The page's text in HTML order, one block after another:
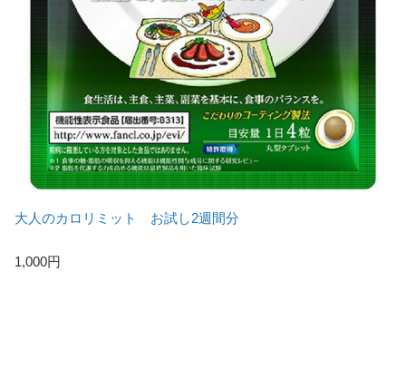
大人のカロリミット お試し2週間分
1,000円